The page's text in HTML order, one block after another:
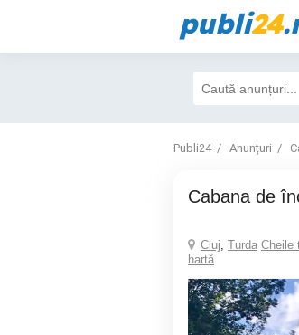
publi24
Publi24 Anunțuri
Cabana de
Cluj, Turda Cheile
hartă